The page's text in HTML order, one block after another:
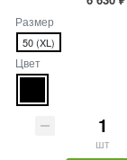
Размер
50 (XL)
Цвет
шт